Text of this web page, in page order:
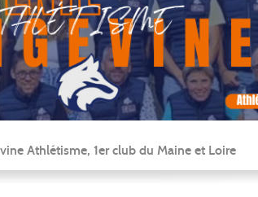
Athlétisme, 1er club du Maine et Loire